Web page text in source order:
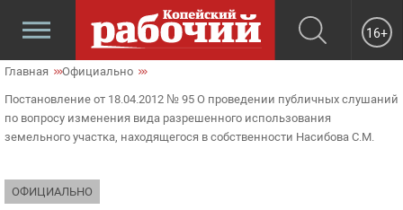
16+
Главная Официально
Постановление от 18.04.2012 № 95 О проведении публичных слушаний
по вопросу изменения вида разрешенного использования
земельного участка, находящегося в собственности Насибова С.М.
ОФИЦИАЛЬНО